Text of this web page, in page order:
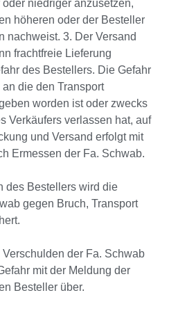
niedriger anzusetzen,
höheren oder der Besteller
nachweist. 3. Der Versand
frachtfreie Lieferung
des Bestellers. Die Gefahr
die den Transport
worden ist oder zwecks
Verkäufers verlassen hat, auf
und Versand erfolgt mit
Ermessen der Fa. Schwab.
des Bestellers wird die
gegen Bruch, Transport
der Fa. Schwab
mit der Meldung der
Besteller über.